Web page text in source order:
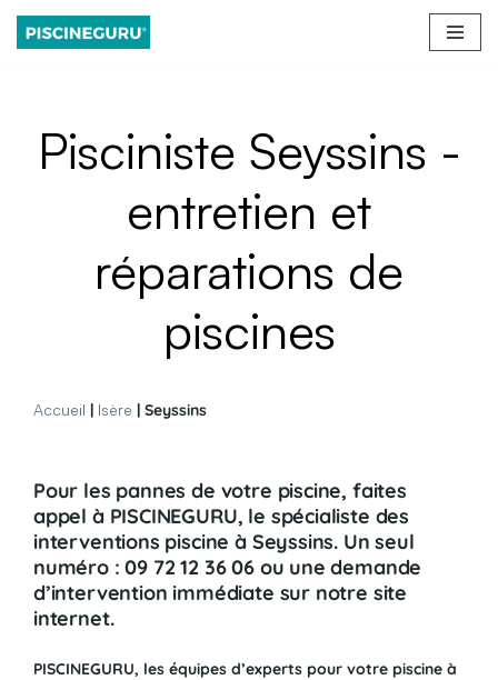
Pisciniste Seyssins -
entretien et
réparations de
piscines
Accueil | Isère | Seyssins
Pour les pannes de votre piscine, faites
appel à PISCINEGURU, le spécialiste des
interventions piscine à Seyssins. Un seul
numéro : 09 72 12 36 06 ou une demande
d’intervention immédiate sur notre site
internet.
PISCINEGURU, les équipes d’experts pour votre piscine à